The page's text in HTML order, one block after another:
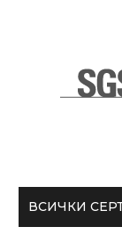
ВСИЧКИ